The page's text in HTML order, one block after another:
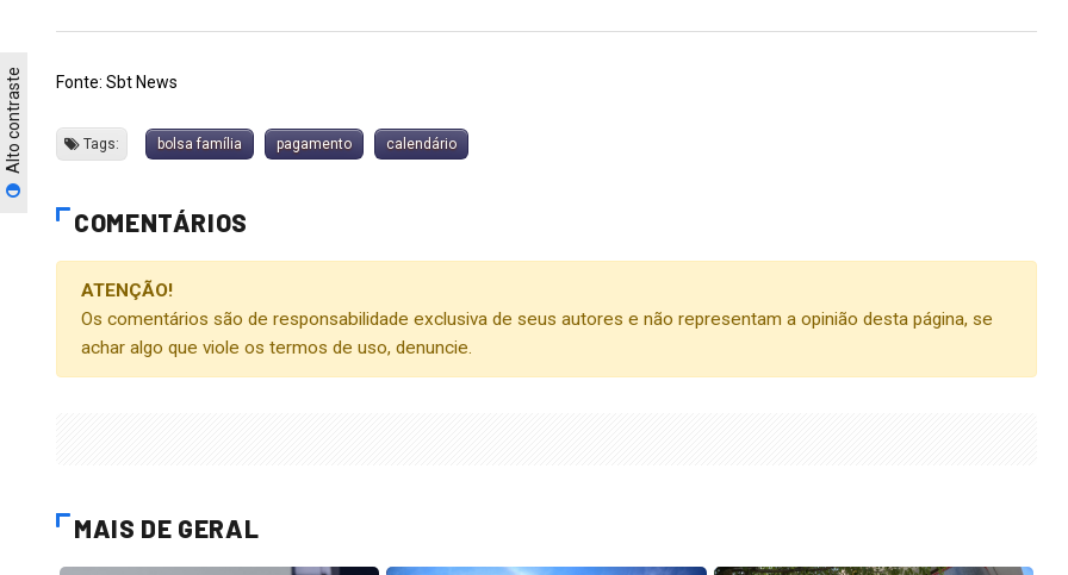
Alto contraste Fonte: Sbt News
Tags: bolsa família pagamento calendário
COMENTÁRIOS
ATENÇÃO!
Os comentários são de responsabilidade exclusiva de seus autores e não representam a opinião desta página, se
achar algo que viole os termos de uso, denuncie.
MAIS DE GERAL